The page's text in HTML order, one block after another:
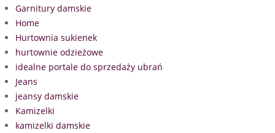
Garnitury damskie
Home
Hurtownia sukienek
hurtownie odzieżowe
idealne portale do sprzedaży ubrań
Jeans
jeansy damskie
Kamizelki
kamizelki damskie